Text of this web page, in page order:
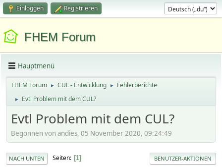
Einloggen Registrieren
FHEM Forum
Hauptmenü
FHEM Forum ► CUL - Entwicklung ► Fehlerberichte
► Evtl Problem mit dem CUL?
Evtl Problem mit dem CUL?
Begonnen von andies, 05 November 2020, 09:24:49
NACH UNTEN Seiten 1 BENUTZER-AKTIONEN